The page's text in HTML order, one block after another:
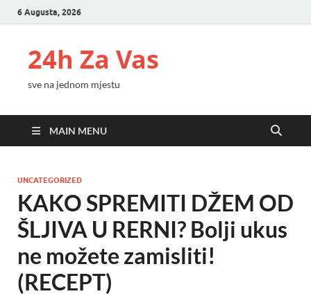
6 Augusta, 2026
24h Za Vas
sve na jednom mjestu
MAIN MENU
UNCATEGORIZED
KAKO SPREMITI DŽEM OD
ŠLJIVA U RERNI? Bolji ukus
ne možete zamisliti!
(RECEPT)